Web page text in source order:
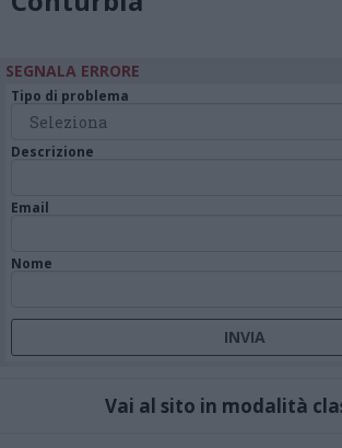
SEGNALA ERRORE
Tipo di problema
Descrizione
Email
Nome
Vai al sito in modalità